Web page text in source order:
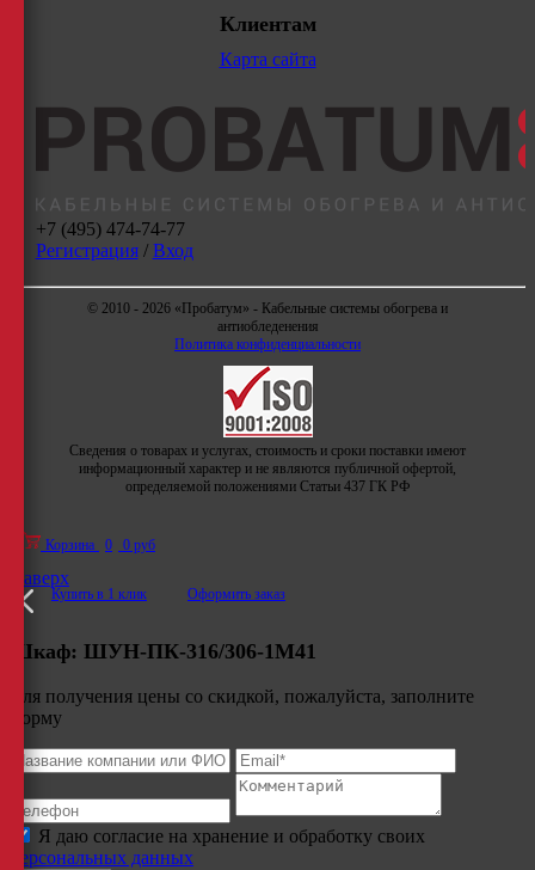
Клиентам
Карта сайта
+7 (495) 474-74-77
Регистрация/ Вход
© 2010 - 2026 «Пробатум» - Кабельные системы обогрева и
антиобледенения
Политика конфиденциальности
Сведения о товарах и услугах, стоимость и сроки поставки имеют
информационный характер и не являются публичной офертой,
определяемой положениями Статьи 437 ГК РФ
Корзина 0 0 руб
Купить в 1 клик Оформить заказ
Наверх
Шкаф: ШУН-ПК-316/306-1М41
Для получения цены со скидкой, пожалуйста, заполните
форму
Я даю согласие на хранение и обработку своих
персональных данных